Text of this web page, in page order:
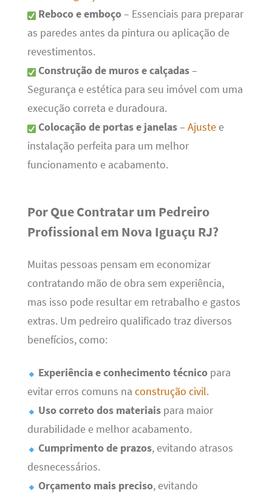
Reboco e emboço– Essenciais para preparar
as paredes antes da pintura ou aplicação de
revestimentos.
Construção de muros e calçadas–
Segurança e estética para seu imóvel com uma
execução correta e duradoura.
Colocação de portas e janelas– Ajustee
instalação perfeita para um melhor
funcionamento e acabamento.
Por Que Contratar um Pedreiro
Profissional em Nova Iguaçu RJ?
Muitas pessoas pensam em economizar
contratando mão de obra sem experiência,
mas isso pode resultar em retrabalho e gastos
extras. Um pedreiro qualificado traz diversos
benefícios, como:
Experiência e conhecimento técnicopara
evitar erros comuns na construção civil.
Uso correto dos materiaispara maior
durabilidade e melhor acabamento.
Cumprimento de prazos, evitando atrasos
desnecessários.
Orçamento mais preciso, evitando